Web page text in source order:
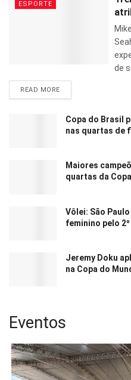
ESPORTE
de
READ MORE
Copa do Brasil
nas quartas de
Maiores
quartas da
Vôlei: São
feminino pelo
Jeremy Doku
na Copa do
Eventos